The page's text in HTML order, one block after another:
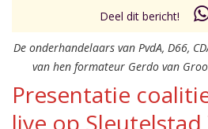
Deel dit bericht!
De onderhandelaars van PvdA, D66,
van hen formateur Gerdo van
Presentatie
live op Sleutelstad